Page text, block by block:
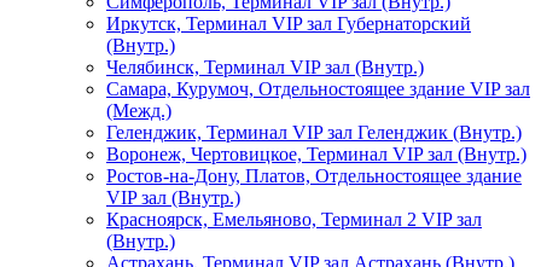
Иркутск, Терминал VIP зал Губернаторский
(Внутр.)
Челябинск, Терминал VIP зал (Внутр.)
Самара, Курумоч, Отдельностоящее здание VIP зал
(Межд.)
Геленджик, Терминал VIP зал Геленджик (Внутр.)
Воронеж, Чертовицкое, Терминал VIP зал (Внутр.)
Ростов-на-Дону, Платов, Отдельностоящее здание
VIP зал (Внутр.)
Красноярск, Емельяново, Терминал 2 VIP зал
(Внутр.)
Астрахань, Терминал VIP зал Астрахань (Внутр.)